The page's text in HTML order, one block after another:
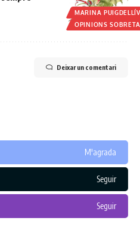
MARINA
OPINIONS
Deixar un comentari
M'agrada
Seguir
Seguir